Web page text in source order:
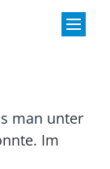
man unter
Im